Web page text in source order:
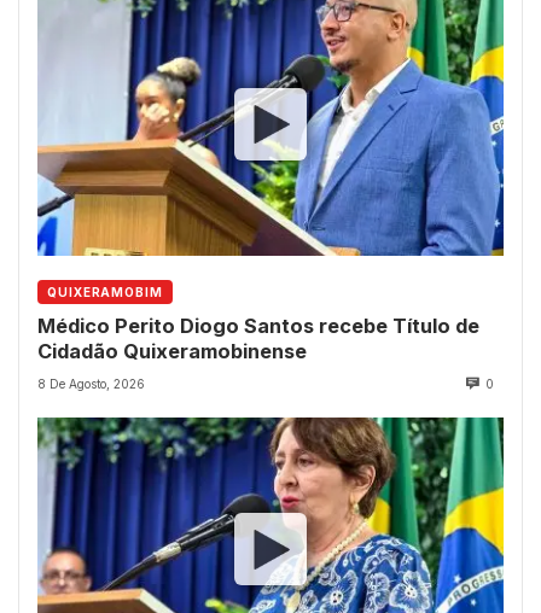
QUIXERAMOBIM
Médico Perito Diogo Santos recebe Título de
Cidadão Quixeramobinense
8 De Agosto, 2026 0